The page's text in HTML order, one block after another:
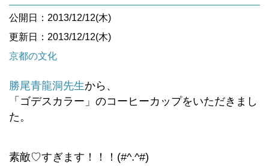
公開日：2013/12/12(木)
更新日：2013/12/12(木)
京都の文化
勝尾青龍洞先生から、
「ゴデスカラー」のコーヒーカップをいただきまし
た。
素敵♡すぎます！！！(#^.^#)